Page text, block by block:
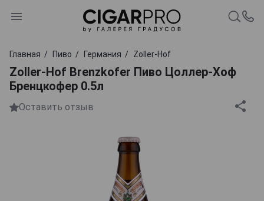
Главная Пиво Германия Zoller-Hof
Zoller-Hof Brenzkofer Пиво Цоллер-Хоф
Бренцкофер 0.5л
Оставить отзыв